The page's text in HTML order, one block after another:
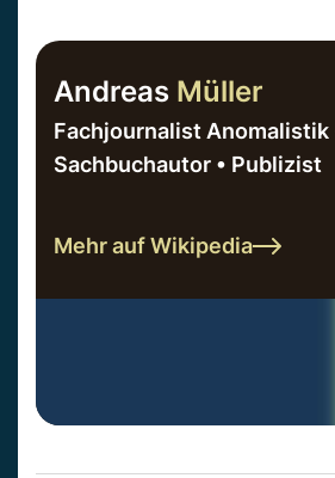
Andreas Müller
Fachjournalist Anomalistik
Sachbuchautor • Publizist
Mehr auf Wikipedia